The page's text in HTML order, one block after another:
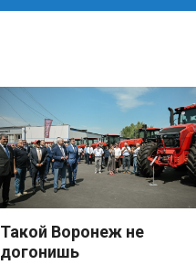
Такой Воронеж не
догонишь